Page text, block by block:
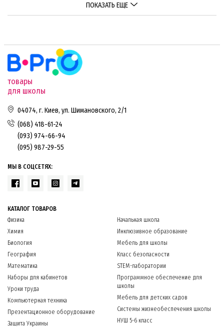
ПОКАЗАТЬ ЕЩЕ
товары
для школы
04074, г. Киев, ул. Шимановского, 2/1
(068) 418-61-24
(093) 974-66-94
(095) 987-29-55
МЫ В СОЦСЕТЯХ:
КАТАЛОГ ТОВАРОВ
Физика
Химия
Биология
География
Математика
Наборы для кабинетов
Уроки труда
Компьютерная техника
Презентационное оборудование
Защита Украины
Начальная школа
Инклюзивное образование
Мебель для школы
Класс безопасности
STEM-лаборатории
Программное обеспечение для
школы
Мебель для детских садов
Системы жизнеобеспечения школы
НУШ 5-6 класс